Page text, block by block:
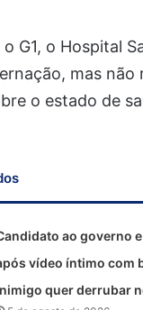
G1, o Hospital
mas não
o estado de
ao governo
vídeo íntimo com
quer derrubar